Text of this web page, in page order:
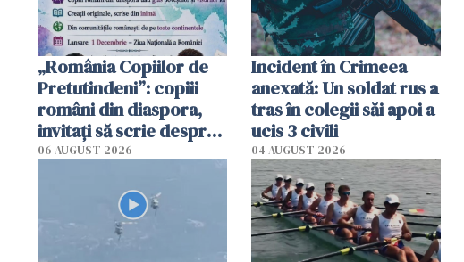
„România Copiilor de
Pretutindeni”: copiii
români din diaspora,
invitați să scrie despre
România într-un volum
06 AUGUST 2026
Incident în Crimeea
anexată: Un soldat rus a
tras în colegii săi apoi a
ucis 3 civili
04 AUGUST 2026